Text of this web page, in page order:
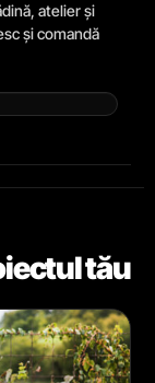
atelier și
și comandă
tău